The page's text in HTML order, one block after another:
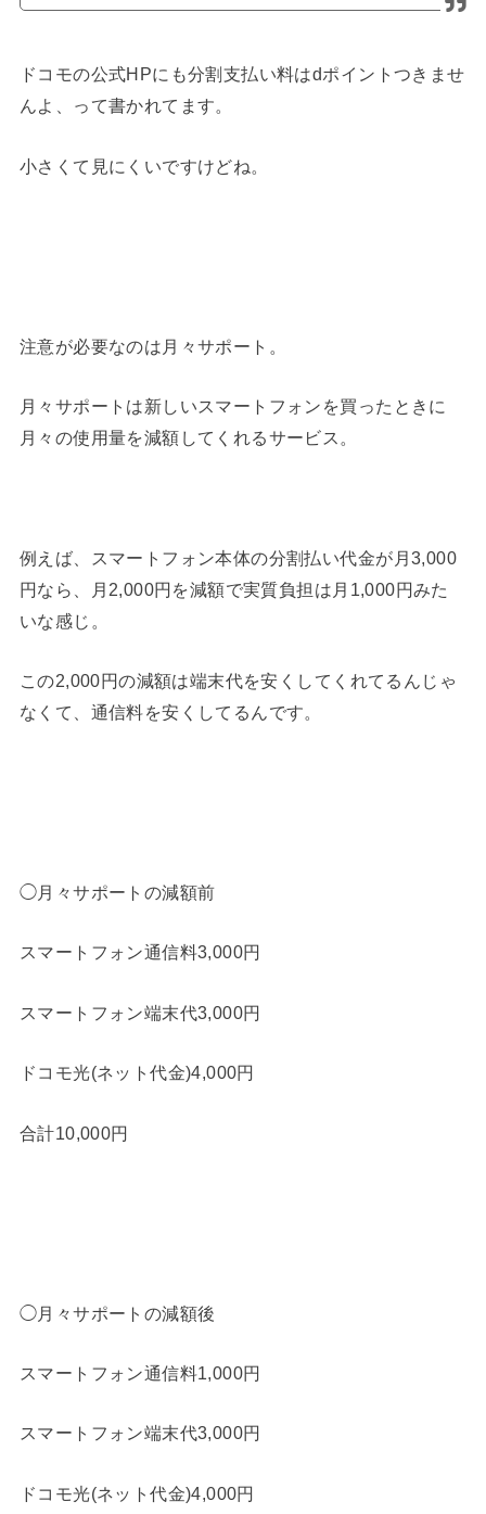
ドコモの公式HPにも分割支払い料はdポイントつきませ
んよ、って書かれてます。
小さくて見にくいですけどね。
注意が必要なのは月々サポート。
月々サポートは新しいスマートフォンを買ったときに
月々の使用量を減額してくれるサービス。
例えば、スマートフォン本体の分割払い代金が月3,000
円なら、月2,000円を減額で実質負担は月1,000円みた
いな感じ。
この2,000円の減額は端末代を安くしてくれてるんじゃ
なくて、通信料を安くしてるんです。
◯月々サポートの減額前
スマートフォン通信料3,000円
スマートフォン端末代3,000円
ドコモ光(ネット代金)4,000円
合計10,000円
◯月々サポートの減額後
スマートフォン通信料1,000円
スマートフォン端末代3,000円
ドコモ光(ネット代金)4,000円